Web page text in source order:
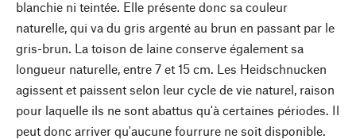
blanchie ni teintée. Elle présente donc sa couleur
naturelle, qui va du gris argenté au brun en passant par le
gris-brun. La toison de laine conserve également sa
longueur naturelle, entre 7 et 15 cm. Les Heidschnucken
agissent et paissent selon leur cycle de vie naturel, raison
pour laquelle ils ne sont abattus qu'à certaines périodes. Il
peut donc arriver qu'aucune fourrure ne soit disponible.